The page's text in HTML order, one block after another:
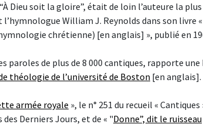
“À Dieu soit la gloire”, était de loin l’auteure la
William J. Reynolds dans son livre «
chrétienne) [en anglais] », publié en
paroles de plus de 8 000 cantiques, rapporte
théologie de l’université de Boston [en anglais].
armée royale », le n° 251 du recueil «
Derniers Jours, et de « "Donne”, dit le ruisseau